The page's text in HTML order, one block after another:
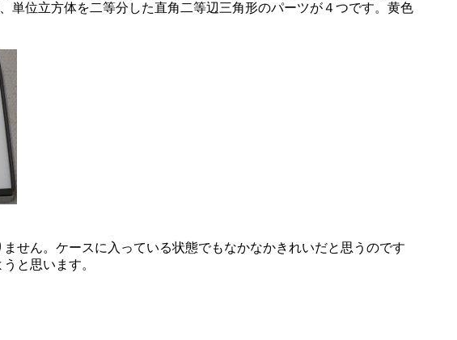
単位立方体を二等分した直角二等辺三角形のパーツが４つです。黄色
せん。ケースに入っている状態でもなかなかきれいだと思うのです
と思います。